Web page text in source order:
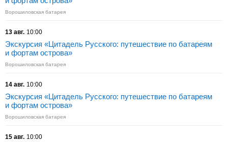
Ворошиловская батарея
13 авг. 10:00
Экскурсия «Цитадель Русского: путешествие по батареям
и фортам острова»
Ворошиловская батарея
14 авг. 10:00
Экскурсия «Цитадель Русского: путешествие по батареям
и фортам острова»
Ворошиловская батарея
15 авг. 10:00